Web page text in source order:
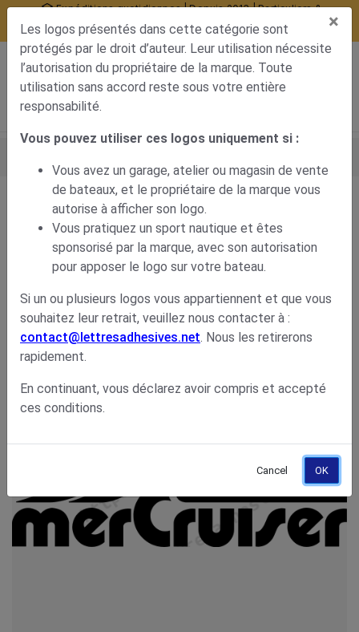
Expéditions quotidiennes | Depuis 2013 | Particuliers &
professionnels
10377 avis certifiés
Voir mon panier
Mon compteMenu de navigation
Logo Mercruiser
Logo Mercruiser
×
Les logos présentés dans cette catégorie sont
protégés par le droit d’auteur. Leur utilisation nécessite
l’autorisation du propriétaire de la marque. Toute
utilisation sans accord reste sous votre entière
responsabilité.
Vous pouvez utiliser ces logos uniquement si :
Vous avez un garage, atelier ou magasin de vente
de bateaux, et le propriétaire de la marque vous
autorise à afficher son logo.
Vous pratiquez un sport nautique et êtes
sponsorisé par la marque, avec son autorisation
pour apposer le logo sur votre bateau.
Si un ou plusieurs logos vous appartiennent et que vous
souhaitez leur retrait, veuillez nous contacter à :
contact@lettresadhesives.net. Nous les retirerons
rapidement.
En continuant, vous déclarez avoir compris et accepté
ces conditions.
Cancel OK